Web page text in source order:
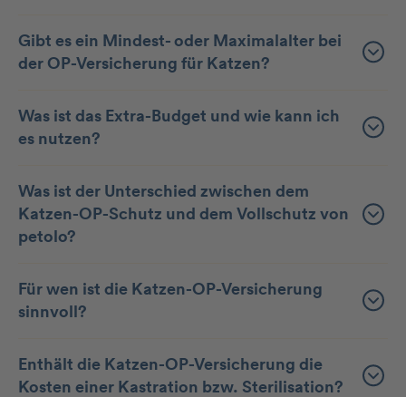
Gibt es ein Mindest- oder Maximalalter bei
der OP-Versicherung für Katzen?
Was ist das Extra-Budget und wie kann ich
es nutzen?
Was ist der Unterschied zwischen dem
Katzen-OP-Schutz und dem Vollschutz von
petolo?
Für wen ist die Katzen-OP-Versicherung
sinnvoll?
Enthält die Katzen-OP-Versicherung die
Kosten einer Kastration bzw. Sterilisation?